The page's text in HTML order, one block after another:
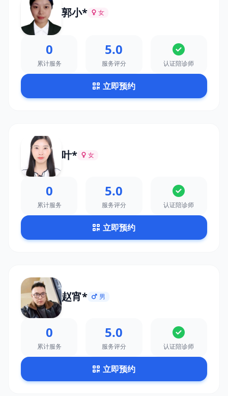
郭小* 女
0
累计服务
5.0
服务评分 认证陪诊师
立即预约
叶* 女
0
累计服务
5.0
服务评分 认证陪诊师
立即预约
赵宵* 男
0
累计服务
5.0
服务评分 认证陪诊师
立即预约